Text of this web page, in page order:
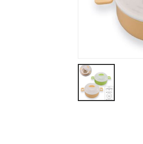
衛生用品特集
カタログギフト